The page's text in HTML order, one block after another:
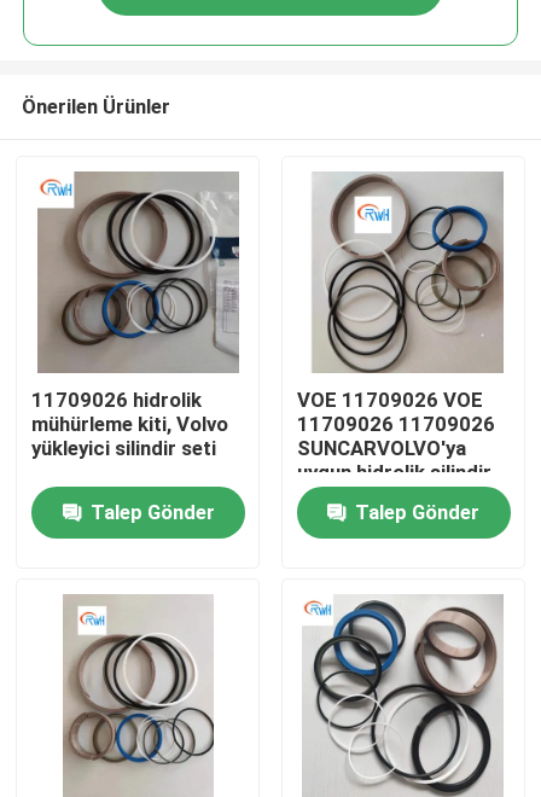
Ev
Ürünler
Hakkımızda
Fabrika turu
Önerilen Ürünler
11709026 hidrolik
mühürleme kiti, Volvo
yükleyici silindir seti
Talep Gönder
VOE 11709026 VOE
11709026 11709026
SUNCARVOLVO'ya
uygun hidrolik silindir
mühürleme kiti
Talep Gönder